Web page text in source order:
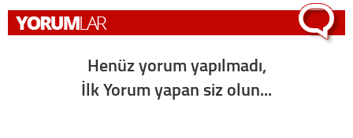
Henüz yorum yapılmadı,
İlk Yorum yapan siz olun...